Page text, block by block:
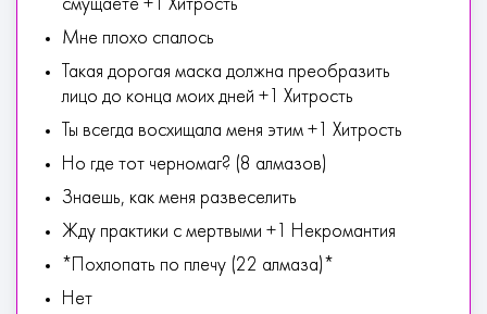
смущаете +1 Хитрость
Мне плохо спалось
Такая дорогая маска должна преобразить
лицо до конца моих дней +1 Хитрость
Ты всегда восхищала меня этим +1 Хитрость
Но где тот черномаг? (8 алмазов)
Знаешь, как меня развеселить
Жду практики с мертвыми +1 Некромантия
*Похлопать по плечу (22 алмаза)*
Нет